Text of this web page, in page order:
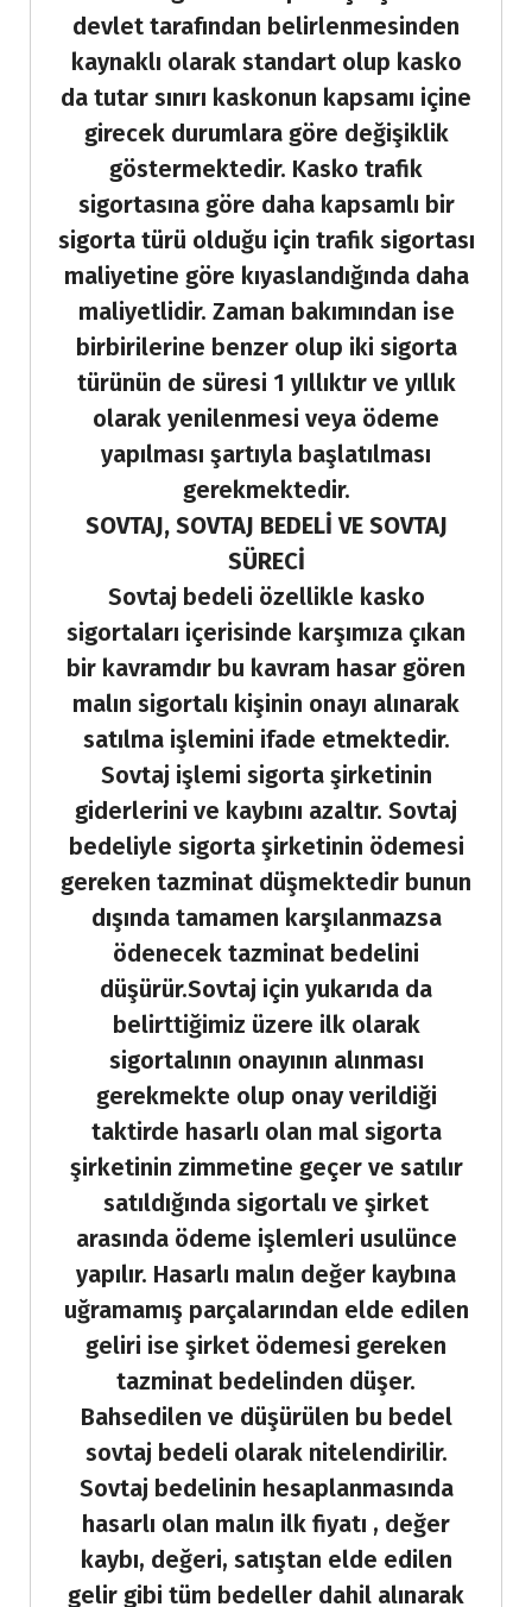
devlet tarafından belirlenmesinden
kaynaklı olarak standart olup kasko
da tutar sınırı kaskonun kapsamı içine
girecek durumlara göre değişiklik
göstermektedir. Kasko trafik
sigortasına göre daha kapsamlı bir
sigorta türü olduğu için trafik sigortası
maliyetine göre kıyaslandığında daha
maliyetlidir. Zaman bakımından ise
birbirilerine benzer olup iki sigorta
türünün de süresi 1 yıllıktır ve yıllık
olarak yenilenmesi veya ödeme
yapılması şartıyla başlatılması
gerekmektedir.
SOVTAJ, SOVTAJ BEDELİ VE SOVTAJ
SÜRECİ
Sovtaj bedeli özellikle kasko
sigortaları içerisinde karşımıza çıkan
bir kavramdır bu kavram hasar gören
malın sigortalı kişinin onayı alınarak
satılma işlemini ifade etmektedir.
Sovtaj işlemi sigorta şirketinin
giderlerini ve kaybını azaltır. Sovtaj
bedeliyle sigorta şirketinin ödemesi
gereken tazminat düşmektedir bunun
dışında tamamen karşılanmazsa
ödenecek tazminat bedelini
düşürür.Sovtaj için yukarıda da
belirttiğimiz üzere ilk olarak
sigortalının onayının alınması
gerekmekte olup onay verildiği
taktirde hasarlı olan mal sigorta
şirketinin zimmetine geçer ve satılır
satıldığında sigortalı ve şirket
arasında ödeme işlemleri usulünce
yapılır. Hasarlı malın değer kaybına
uğramamış parçalarından elde edilen
geliri ise şirket ödemesi gereken
tazminat bedelinden düşer.
Bahsedilen ve düşürülen bu bedel
sovtaj bedeli olarak nitelendirilir.
Sovtaj bedelinin hesaplanmasında
hasarlı olan malın ilk fiyatı , değer
kaybı, değeri, satıştan elde edilen
gelir gibi tüm bedeller dahil alınarak